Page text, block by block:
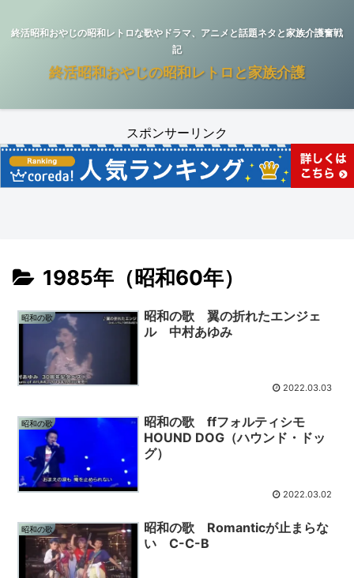
終活昭和おやじの昭和レトロな歌やドラマ、アニメと話題ネタと家族介護奮戦
記
終活昭和おやじの昭和レトロと家族介護
スポンサーリンク
1985年（昭和60年）
昭和の歌
昭和の歌 翼の折れたエンジェ
ル 中村あゆみ
2022.03.03
昭和の歌
昭和の歌 ffフォルティシモ
HOUND DOG（ハウンド・ドッ
グ）
2022.03.02
昭和の歌
昭和の歌 Romanticが止まらな
い C-C-B